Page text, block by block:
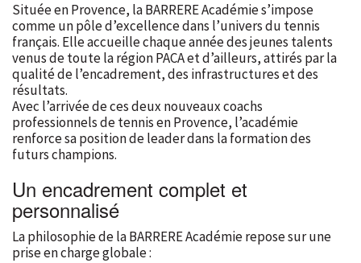
Située en Provence, la BARRERE Académie s’impose
comme un pôle d’excellence dans l’univers du tennis
français. Elle accueille chaque année des jeunes talents
venus de toute la région PACA et d’ailleurs, attirés par la
qualité de l’encadrement, des infrastructures et des
résultats.
Avec l’arrivée de ces deux nouveaux coachs
professionnels de tennis en Provence, l’académie
renforce sa position de leader dans la formation des
futurs champions.
Un encadrement complet et
personnalisé
La philosophie de la BARRERE Académie repose sur une
prise en charge globale :